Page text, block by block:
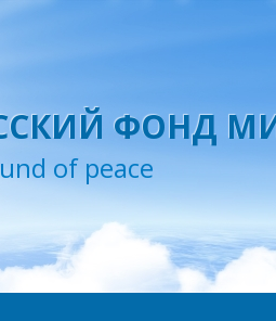
ФОНД
of peace